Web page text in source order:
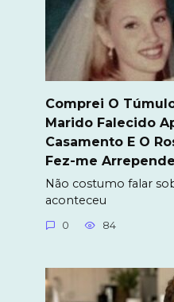
Comprei O
Marido Falecido
Casamento E O
Fez-me
Não costumo falar
aconteceu
0 84